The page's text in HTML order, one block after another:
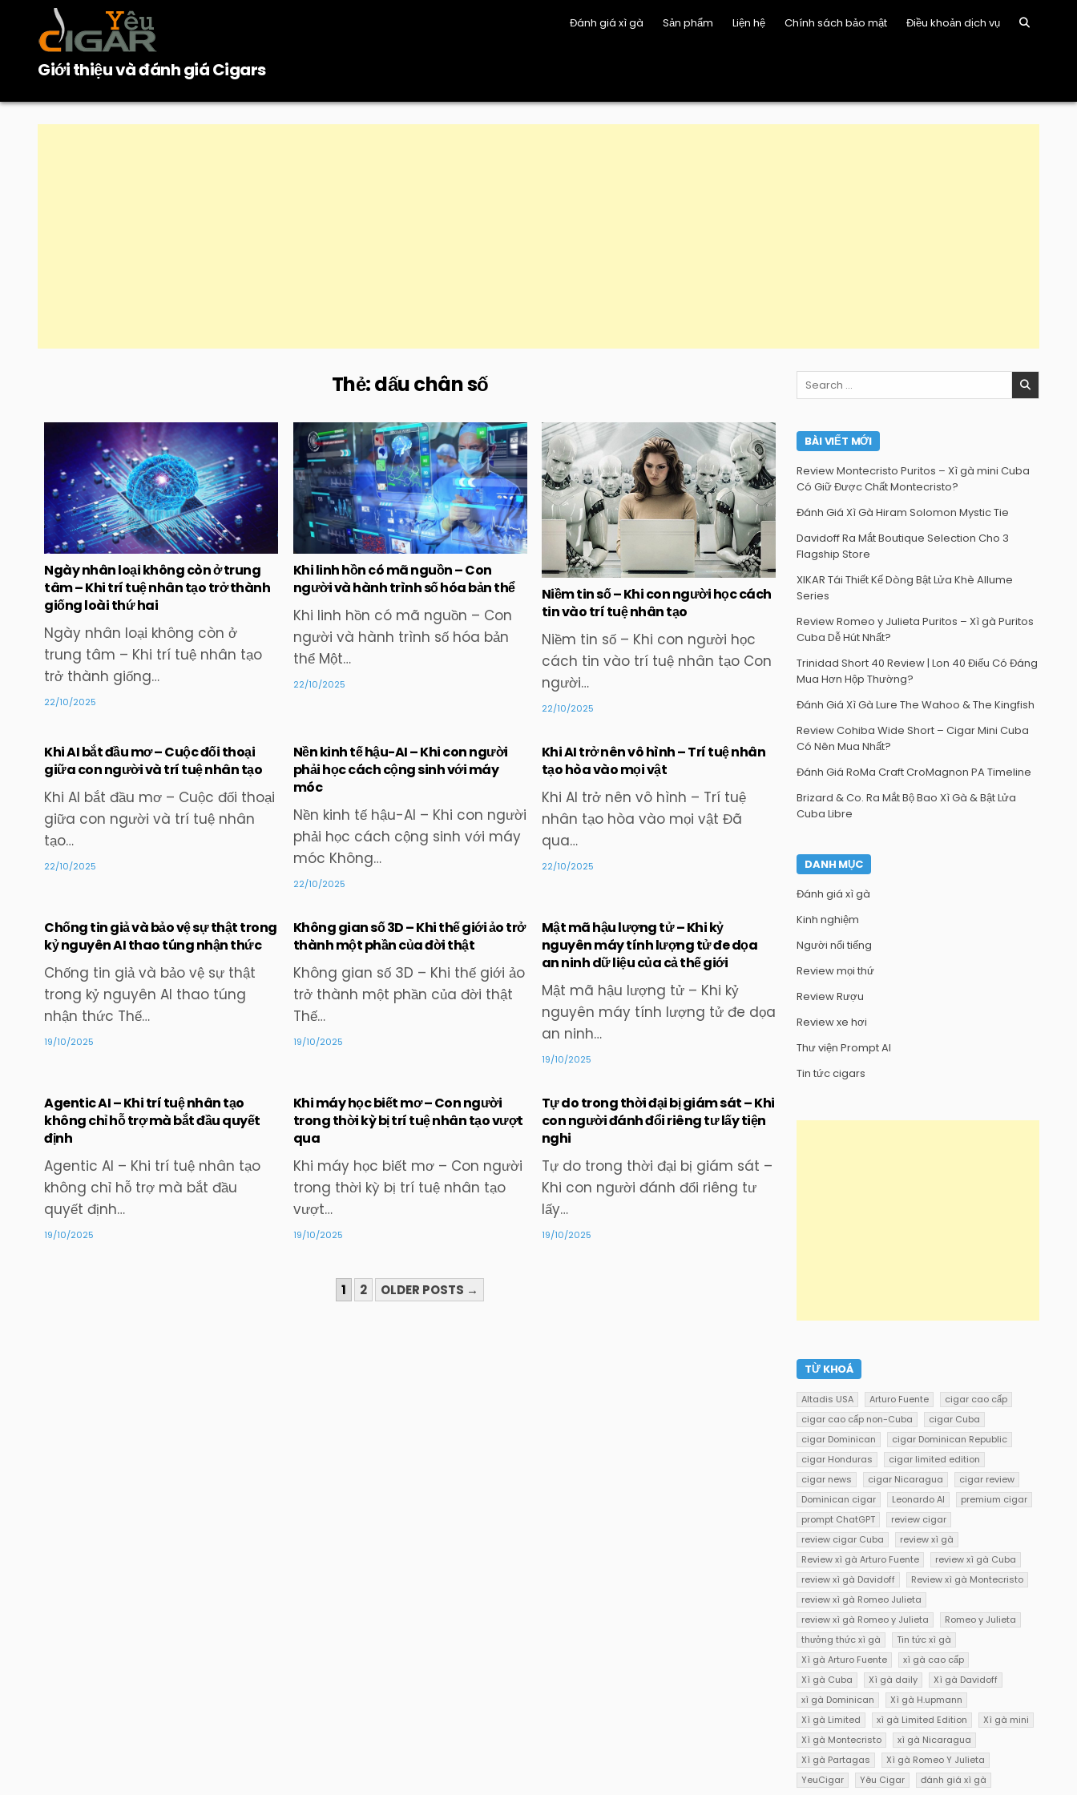
content
Giới thiệu và đánh giá Cigars
Đánh giá xì gà Sản phẩm Liện hệ Chính sách bảo mật Điều khoản dịch vụ
Thẻ:dấu chân số
Posted
in
Ngày nhân loại không còn ở trung
tâm – Khi trí tuệ nhân tạo trở thành
giống loài thứ hai
Ngày nhân loại không còn ở
trung tâm – Khi trí tuệ nhân tạo
trở thành giống…
22/10/2025
Posted
in
Khi linh hồn có mã nguồn – Con
người và hành trình số hóa bản thể
Khi linh hồn có mã nguồn – Con
người và hành trình số hóa bản
thể Một…
22/10/2025
Posted
in
Niềm tin số – Khi con người học cách
tin vào trí tuệ nhân tạo
Niềm tin số – Khi con người học
cách tin vào trí tuệ nhân tạo Con
người…
22/10/2025
in
Khi AI bắt đầu mơ – Cuộc đối thoại
giữa con người và trí tuệ nhân tạo
Khi AI bắt đầu mơ – Cuộc đối thoại
giữa con người và trí tuệ nhân
tạo…
22/10/2025
Nền kinh tế hậu-AI – Khi con người
phải học cách cộng sinh với máy
móc
Nền kinh tế hậu-AI – Khi con người
phải học cách cộng sinh với máy
móc Không…
22/10/2025
in
Khi AI trở nên vô hình – Trí tuệ nhân
tạo hòa vào mọi vật
Khi AI trở nên vô hình – Trí tuệ
nhân tạo hòa vào mọi vật Đã
qua…
22/10/2025
in
Chống tin giả và bảo vệ sự thật trong
kỷ nguyên AI thao túng nhận thức
Chống tin giả và bảo vệ sự thật
trong kỷ nguyên AI thao túng
nhận thức Thế…
19/10/2025
in
Không gian số 3D – Khi thế giới ảo trở
thành một phần của đời thật
Không gian số 3D – Khi thế giới ảo
trở thành một phần của đời thật
Thế…
19/10/2025
Posted
Mật mã hậu lượng tử – Khi kỷ
nguyên máy tính lượng tử đe dọa
an ninh dữ liệu của cả thế giới
Mật mã hậu lượng tử – Khi kỷ
nguyên máy tính lượng tử đe dọa
an ninh…
19/10/2025
Agentic AI – Khi trí tuệ nhân tạo
không chỉ hỗ trợ mà bắt đầu quyết
định
Agentic AI – Khi trí tuệ nhân tạo
không chỉ hỗ trợ mà bắt đầu
quyết định…
19/10/2025
Khi máy học biết mơ – Con người
trong thời kỳ bị trí tuệ nhân tạo vượt
qua
Khi máy học biết mơ – Con người
trong thời kỳ bị trí tuệ nhân tạo
vượt…
19/10/2025
Tự do trong thời đại bị giám sát – Khi
con người đánh đổi riêng tư lấy tiện
nghi
Tự do trong thời đại bị giám sát –
Khi con người đánh đổi riêng tư
lấy…
19/10/2025
1 2 OLDER POSTS →
Search
for:
BÀI VIẾT MỚI
Review Montecristo Puritos – Xì gà mini Cuba
Có Giữ Được Chất Montecristo?
Đánh Giá Xì Gà Hiram Solomon Mystic Tie
Davidoff Ra Mắt Boutique Selection Cho 3
Flagship Store
XIKAR Tái Thiết Kế Dòng Bật Lửa Khè Allume
Series
Review Romeo y Julieta Puritos – Xì gà Puritos
Cuba Dễ Hút Nhất?
Trinidad Short 40 Review | Lon 40 Điếu Có Đáng
Mua Hơn Hộp Thường?
Đánh Giá Xì Gà Lure The Wahoo & The Kingfish
Review Cohiba Wide Short – Cigar Mini Cuba
Có Nên Mua Nhất?
Đánh Giá RoMa Craft CroMagnon PA Timeline
Brizard & Co. Ra Mắt Bộ Bao Xì Gà & Bật Lửa
Cuba Libre
DANH MỤC
Đánh giá xì gà
Kinh nghiệm
Người nổi tiếng
Review mọi thứ
Review Rượu
Review xe hơi
Thư viện Prompt AI
Tin tức cigars
TỪ KHOÁ
Altadis USA Arturo Fuente
cigar cao cấp
cigar cao cấp non-Cuba
cigar Cuba
cigar Dominican
cigar Dominican Republic
cigar Honduras
cigar limited edition
cigar news
cigar Nicaragua
cigar review
Dominican cigar
Leonardo AI
premium cigar
prompt ChatGPT
review cigar
review cigar Cuba
review xì gà
Review xì gà Arturo Fuente
review xì gà Cuba
review xì gà Davidoff
Review xì gà Montecristo
review xì gà Romeo Julieta
review xì gà Romeo y Julieta
Romeo y Julieta
thưởng thức xì gà
Tin tức xì gà
Xì gà Arturo Fuente
xì gà cao cấp
Xì gà Cuba
Xì gà daily
Xì gà Davidoff
xì gà Dominican
Xì gà H.upmann
Xì gà Limited
xì gà Limited Edition
Xì gà mini
Xì gà Montecristo
xì gà Nicaragua
Xì gà Partagas
Xì gà Romeo Y Julieta
YeuCigar
Yêu Cigar đánh giá xì gà